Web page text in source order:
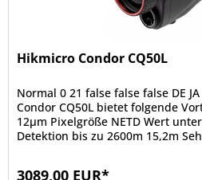
Hikmicro Condor CQ50L
Normal 0 21 false false false DE
Condor CQ50L bietet folgende
12μm Pixelgröße NETD Wert
Detektion bis zu 2600m 15,2m
3089,00 EUR*